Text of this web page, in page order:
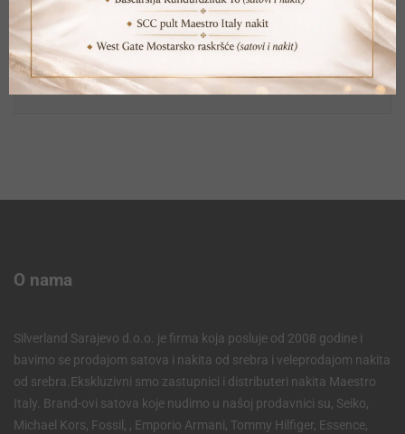
+387 61 931 750
prodaja@silverland.ba
O nama
Silverland Sarajevo d.o.o. je firma koja posluje od 2008 godine i
bavimo se prodajom satova i nakita od srebra i veleprodajom nakita
od srebra.Ekskluzivni smo zastupnici i distributeri nakita Maestro
Italy. Brand-ovi satova koje nudimo u našoj prodavnici su, Seiko,
Michael Kors, Fossil, , Emporio Armani, Tommy Hilfiger, Essence,